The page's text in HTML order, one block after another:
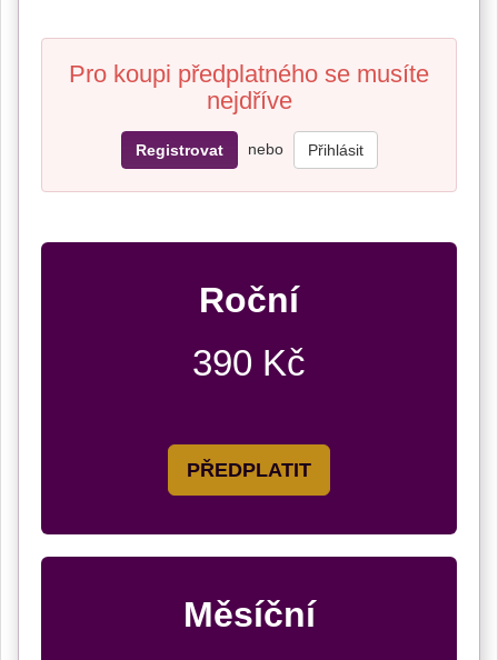
Pro koupi předplatného se musíte
nejdříve
Registrovat nebo Přihlásit
Roční
390 Kč
PŘEDPLATIT
Měsíční